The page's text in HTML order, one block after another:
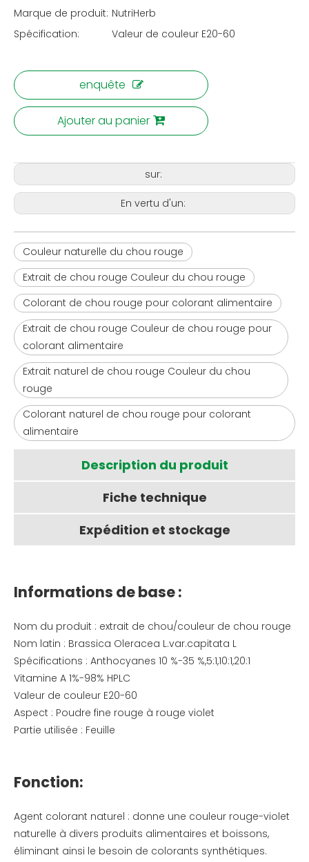
Marque de produit: NutriHerb
Spécification:
Valeur de couleur E20-60
enquête
Ajouter au panier
sur:
En vertu d'un:
Couleur naturelle du chou rouge
Extrait de chou rouge Couleur du chou rouge
Colorant de chou rouge pour colorant alimentaire
Extrait de chou rouge Couleur de chou rouge pour
colorant alimentaire
Extrait naturel de chou rouge Couleur du chou
rouge
Colorant naturel de chou rouge pour colorant
alimentaire
Description du produit
Fiche technique
Expédition et stockage
Informations de base :
Nom du produit : extrait de chou/couleur de chou rouge
Nom latin : Brassica Oleracea L.var.capitata L
Spécifications : Anthocyanes 10 %-35 %,5:1,10:1,20:1
Vitamine A 1%-98% HPLC
Valeur de couleur E20-60
Aspect : Poudre fine rouge à rouge violet
Partie utilisée : Feuille
Fonction:
Agent colorant naturel : donne une couleur rouge-violet
naturelle à divers produits alimentaires et boissons,
éliminant ainsi le besoin de colorants synthétiques.